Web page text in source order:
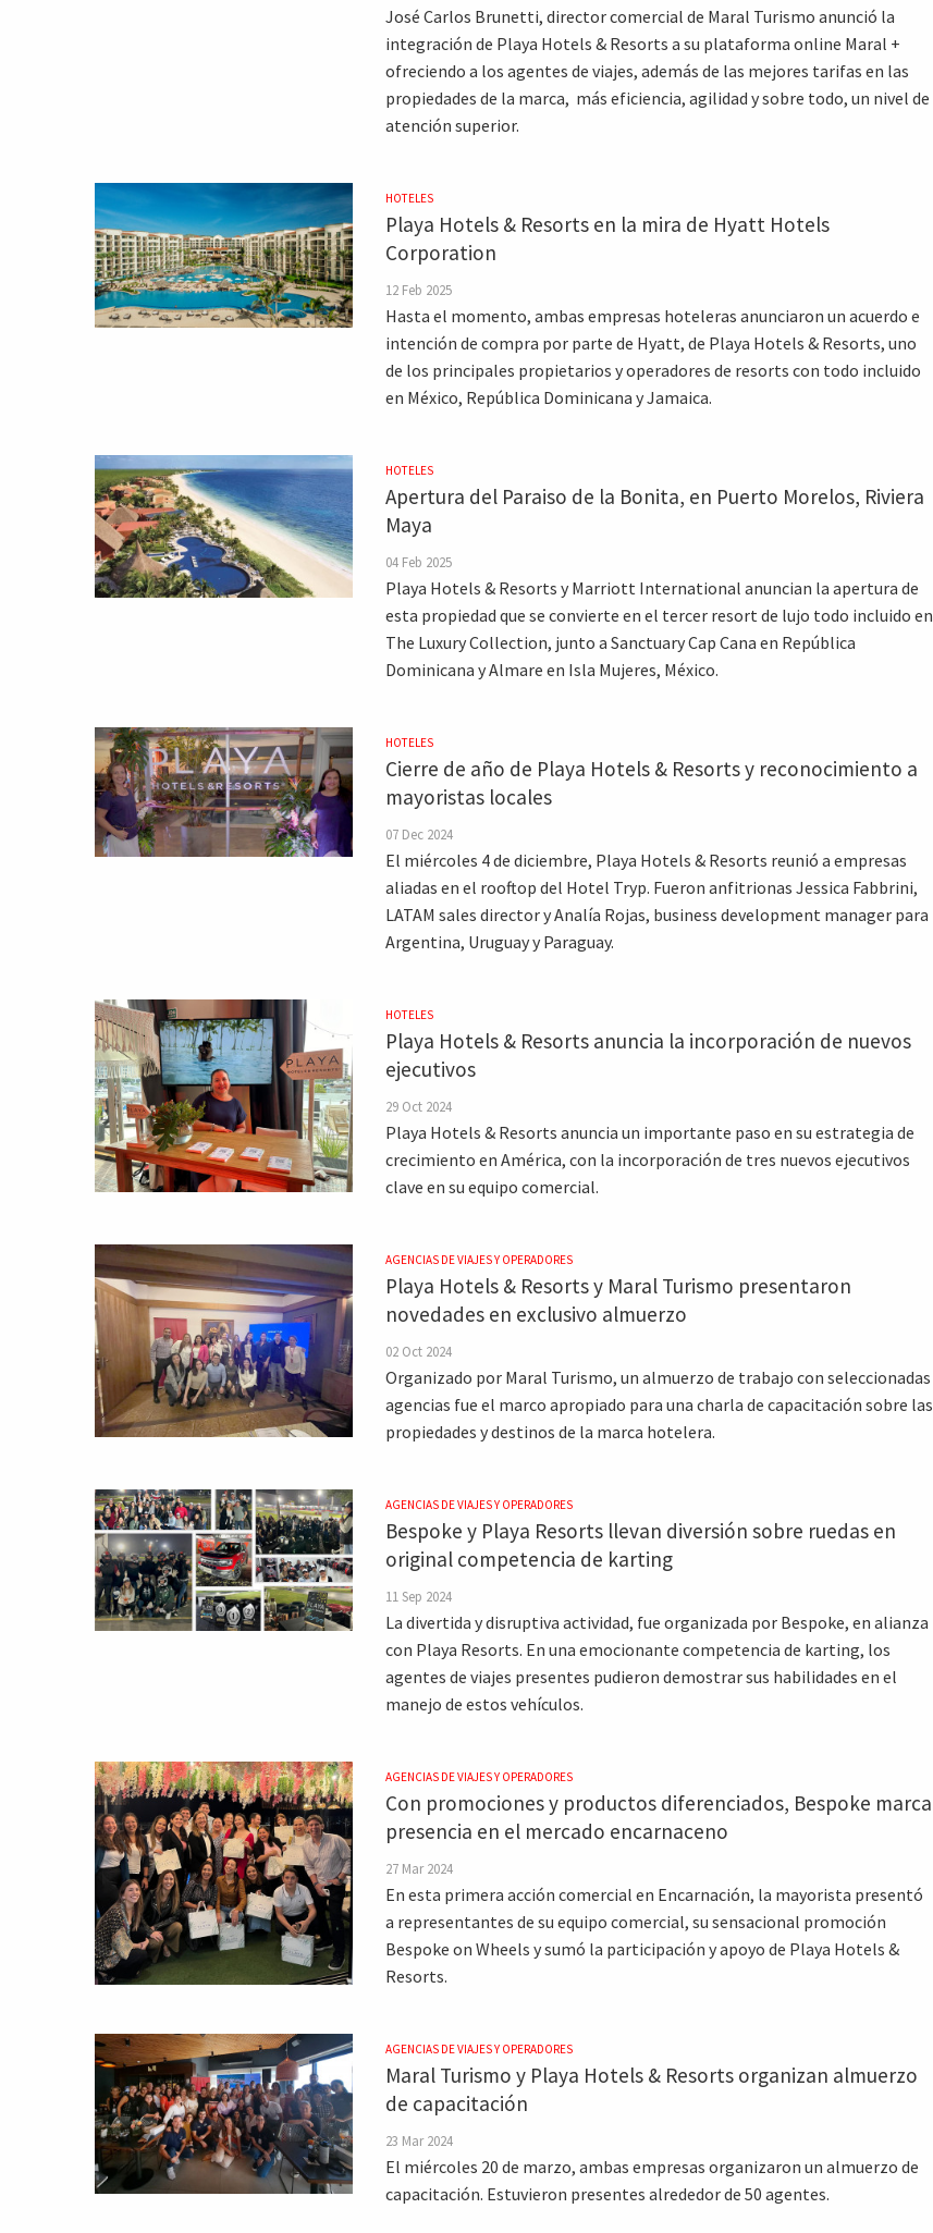
José Carlos Brunetti, director comercial de Maral Turismo anunció la
integración de Playa Hotels & Resorts a su plataforma online Maral +
ofreciendo a los agentes de viajes, además de las mejores tarifas en las
propiedades de la marca, más eficiencia, agilidad y sobre todo, un nivel de
atención superior.
HOTELES
Playa Hotels & Resorts en la mira de Hyatt Hotels
Corporation
12 Feb 2025
Hasta el momento, ambas empresas hoteleras anunciaron un acuerdo e
intención de compra por parte de Hyatt, de Playa Hotels & Resorts, uno
de los principales propietarios y operadores de resorts con todo incluido
en México, República Dominicana y Jamaica.
HOTELES
Apertura del Paraiso de la Bonita, en Puerto Morelos, Riviera
Maya
04 Feb 2025
Playa Hotels & Resorts y Marriott International anuncian la apertura de
esta propiedad que se convierte en el tercer resort de lujo todo incluido en
The Luxury Collection, junto a Sanctuary Cap Cana en República
Dominicana y Almare en Isla Mujeres, México.
HOTELES
Cierre de año de Playa Hotels & Resorts y reconocimiento a
mayoristas locales
07 Dec 2024
El miércoles 4 de diciembre, Playa Hotels & Resorts reunió a empresas
aliadas en el rooftop del Hotel Tryp. Fueron anfitrionas Jessica Fabbrini,
LATAM sales director y Analía Rojas, business development manager para
Argentina, Uruguay y Paraguay.
HOTELES
Playa Hotels & Resorts anuncia la incorporación de nuevos
ejecutivos
29 Oct 2024
Playa Hotels & Resorts anuncia un importante paso en su estrategia de
crecimiento en América, con la incorporación de tres nuevos ejecutivos
clave en su equipo comercial.
AGENCIAS DE VIAJES Y OPERADORES
Playa Hotels & Resorts y Maral Turismo presentaron
novedades en exclusivo almuerzo
02 Oct 2024
Organizado por Maral Turismo, un almuerzo de trabajo con seleccionadas
agencias fue el marco apropiado para una charla de capacitación sobre las
propiedades y destinos de la marca hotelera.
AGENCIAS DE VIAJES Y OPERADORES
Bespoke y Playa Resorts llevan diversión sobre ruedas en
original competencia de karting
11 Sep 2024
La divertida y disruptiva actividad, fue organizada por Bespoke, en alianza
con Playa Resorts. En una emocionante competencia de karting, los
agentes de viajes presentes pudieron demostrar sus habilidades en el
manejo de estos vehículos.
AGENCIAS DE VIAJES Y OPERADORES
Con promociones y productos diferenciados, Bespoke marca
presencia en el mercado encarnaceno
27 Mar 2024
En esta primera acción comercial en Encarnación, la mayorista presentó
a representantes de su equipo comercial, su sensacional promoción
Bespoke on Wheels y sumó la participación y apoyo de Playa Hotels &
Resorts.
AGENCIAS DE VIAJES Y OPERADORES
Maral Turismo y Playa Hotels & Resorts organizan almuerzo
de capacitación
23 Mar 2024
El miércoles 20 de marzo, ambas empresas organizaron un almuerzo de
capacitación. Estuvieron presentes alrededor de 50 agentes.